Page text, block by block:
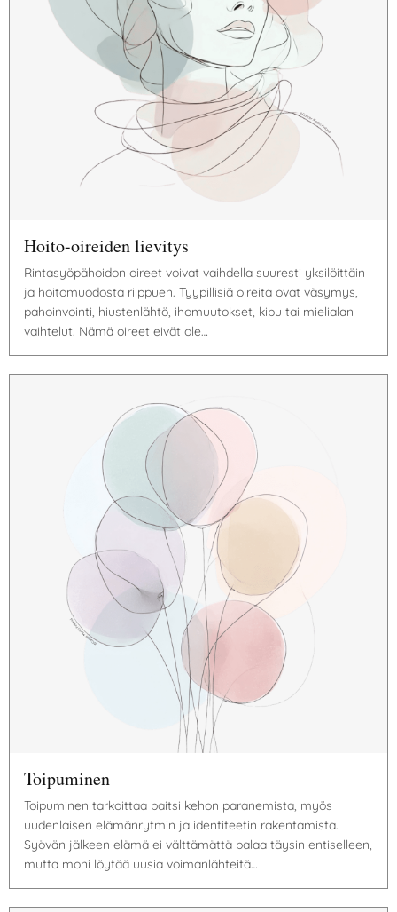
Hoito-oireiden lievitys
Rintasyöpähoidon oireet voivat vaihdella suuresti yksilöittäin
ja hoitomuodosta riippuen. Tyypillisiä oireita ovat väsymys,
pahoinvointi, hiustenlähtö, ihomuutokset, kipu tai mielialan
vaihtelut. Nämä oireet eivät ole…
Toipuminen
Toipuminen tarkoittaa paitsi kehon paranemista, myös
uudenlaisen elämänrytmin ja identiteetin rakentamista.
Syövän jälkeen elämä ei välttämättä palaa täysin entiselleen,
mutta moni löytää uusia voimanlähteitä…